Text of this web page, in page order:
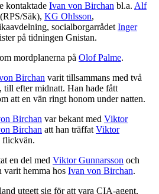
kontaktade Ivan von Birchan bl.a. Alf
Säk), KG Ohlsson,
socialborgarrådet Inger
på tidningen Gnistan.
mordplanerna på Olof Palme.
Birchan varit tillsammans med två
till efter midnatt. Han hade fått
att en vän ringt honom under natten.
Birchan var bekant med Viktor
Birchan att han träffat Viktor
flickvän.
en del med Viktor Gunnarsson och
varit hemma hos Ivan von Birchan.
utgett sig för att vara CIA-agent,